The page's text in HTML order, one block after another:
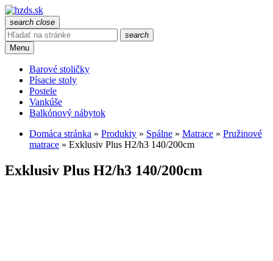
search close
search
Menu
Barové stoličky
Písacie stoly
Postele
Vankúše
Balkónový nábytok
Domáca stránka » Produkty » Spálne » Matrace » Pružinové
matrace » Exklusiv Plus H2/h3 140/200cm
Exklusiv Plus H2/h3 140/200cm